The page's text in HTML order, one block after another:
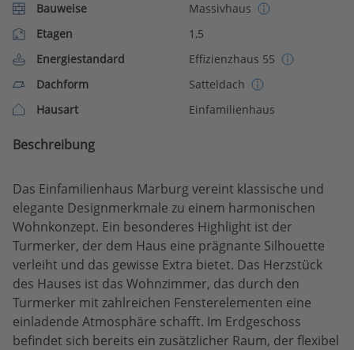
Bauweise
Massivhaus
Etagen
1,5
Energiestandard
Effizienzhaus 55
Dachform
Satteldach
Hausart
Einfamilienhaus
Beschreibung
Das Einfamilienhaus Marburg vereint klassische und
elegante Designmerkmale zu einem harmonischen
Wohnkonzept. Ein besonderes Highlight ist der
Turmerker, der dem Haus eine prägnante Silhouette
verleiht und das gewisse Extra bietet. Das Herzstück
des Hauses ist das Wohnzimmer, das durch den
Turmerker mit zahlreichen Fensterelementen eine
einladende Atmosphäre schafft. Im Erdgeschoss
befindet sich bereits ein zusätzlicher Raum, der flexibel